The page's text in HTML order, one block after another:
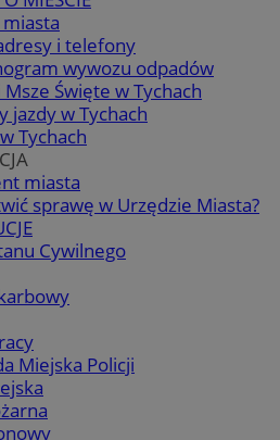
i telefony
wywozu odpadów
Święte w Tychach
jazdy w Tychach
Tychach
miasta
sprawę w Urzędzie Miasta?
Cywilnego
Miejska Policji